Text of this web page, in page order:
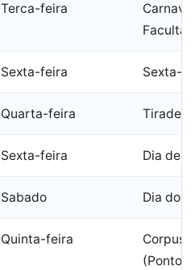
Terca-feira
Sexta-feira Sexta-
Quarta-feira
Sexta-feira Dia de
Sabado Dia do
Quinta-feira
Corpus
(Ponto